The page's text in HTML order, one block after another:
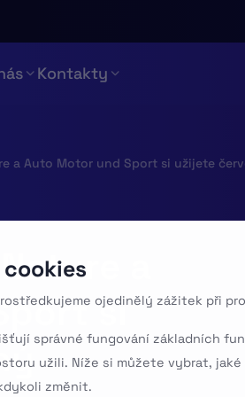
Kontakty
a Auto Motor und Sport si užijete
a
si
ojedinělý zážitek při
správné fungování základních
užili. Níže si můžete vybrat,
změnit.